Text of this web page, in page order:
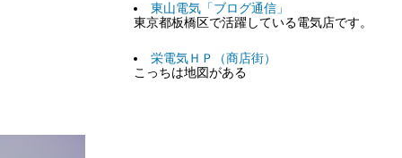
東山電気「ブログ通信」
東京都板橋区で活躍している電気店です。
栄電気ＨＰ（商店街）
こっちは地図がある